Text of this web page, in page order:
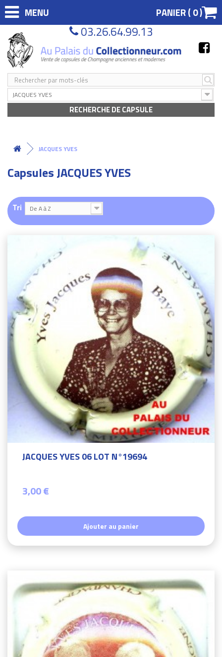
MENU PANIER (0)
03.26.64.99.13
JACQUES YVES
RECHERCHE DE CAPSULE
JACQUES YVES
Capsules JACQUES YVES
Tri De A à Z
JACQUES YVES 06 LOT N°19694
3,00 €
Ajouter au panier